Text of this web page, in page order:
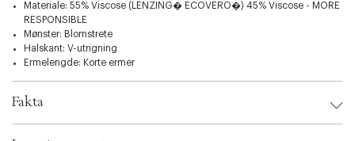
Hev stilen din med Floretbbphina Blouse, som med sitt enkle design og
vakre detaljer vil bli en favoritt i garderoben din.
Materiale: 55% Viscose (LENZING� ECOVERO�) 45% Viscose - MORE
RESPONSIBLE
Mønster: Blomstrete
Halskant: V-utrigning
Ermelengde: Korte ermer
Fakta